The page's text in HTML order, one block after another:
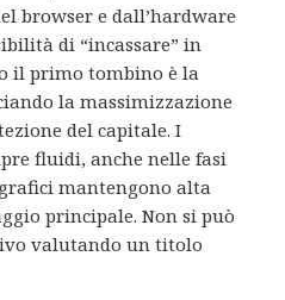
browser e dall’hardware
di “incassare” in
il primo tombino è la
la massimizzazione
del capitale. I
fluidi, anche nelle fasi
mantengono alta
principale. Non si può
valutando un titolo